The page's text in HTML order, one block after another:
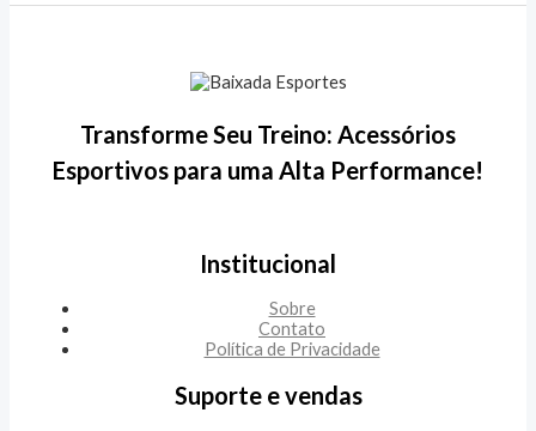
Transforme Seu Treino: Acessórios
Esportivos para uma Alta Performance!
Institucional
Sobre
Contato
Política de Privacidade
Suporte e vendas